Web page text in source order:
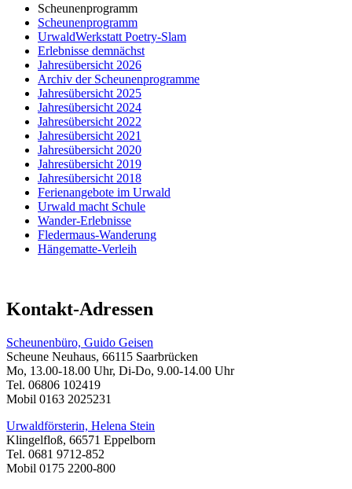
Scheunenprogramm
Scheunenprogramm
UrwaldWerkstatt Poetry-Slam
Erlebnisse demnächst
Jahresübersicht 2026
Archiv der Scheunenprogramme
Jahresübersicht 2025
Jahresübersicht 2024
Jahresübersicht 2022
Jahresübersicht 2021
Jahresübersicht 2020
Jahresübersicht 2019
Jahresübersicht 2018
Ferienangebote im Urwald
Urwald macht Schule
Wander-Erlebnisse
Fledermaus-Wanderung
Hängematte-Verleih
Kontakt-Adressen
Scheunenbüro, Guido Geisen
Scheune Neuhaus, 66115 Saarbrücken
Mo, 13.00-18.00 Uhr, Di-Do, 9.00-14.00 Uhr
Tel. 06806 102419
Mobil 0163 2025231
Urwaldförsterin, Helena Stein
Klingelfloß, 66571 Eppelborn
Tel. 0681 9712-852
Mobil 0175 2200-800